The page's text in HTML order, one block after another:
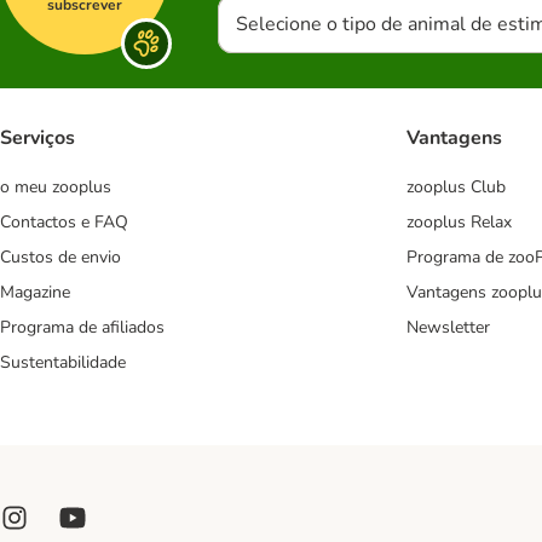
subscrever
Selecione o tipo de animal de
Serviços
o meu zooplus
Contactos e FAQ
Custos de envio
Magazine
Programa de afiliados
Sustentabilidade
Vantagens
zooplus Club
zooplus Relax
Programa de
Vantagens
Newsletter